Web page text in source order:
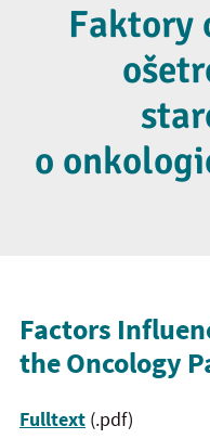
Faktory
o
Factors
the Oncology
Fulltext (.pdf)